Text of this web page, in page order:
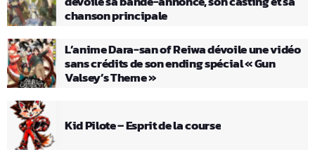
chanson principale
L’anime Dara-san of Reiwa dévoile une vidéo
sans crédits de son ending spécial « Gun
Valsey’s Theme »
Kid Pilote – Esprit de la course